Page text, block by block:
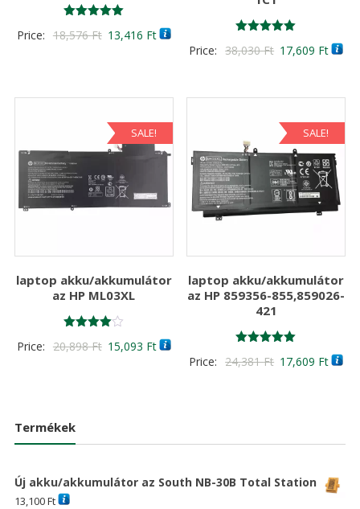
5.00
Price: 18,576Ft Original
18,576 Ft
13,416 FtCurrent
13,416 Ft
5.00
Price: 38,030Ft Original
17,609 Ft
SALE!
laptop akku/akkumulátor
az HP ML03XL
4.00
Price: 20,898Ft Original
15,093 FtCurrent
SALE!
laptop akku/akkumulátor
az HP 859356-855,859026-
421
5.00
Price: 24,381Ft Original
17,609 Ft
Termékek
Új akku/akkumulátor az South NB-30B Total Station
13,100Ft